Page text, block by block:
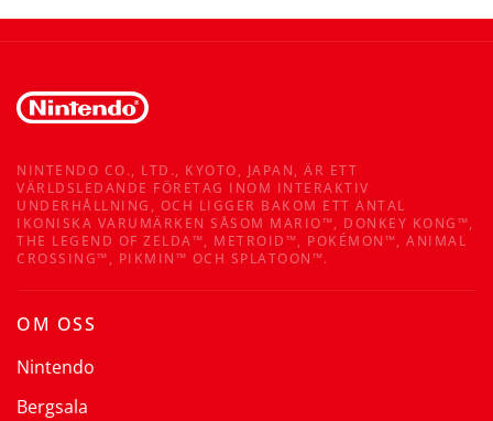
NINTENDO CO., LTD., KYOTO, JAPAN, ÄR ETT
VÄRLDSLEDANDE FÖRETAG INOM INTERAKTIV
UNDERHÅLLNING, OCH LIGGER BAKOM ETT ANTAL
IKONISKA VARUMÄRKEN SÅSOM MARIO™, DONKEY KONG™,
THE LEGEND OF ZELDA™, METROID™, POKÉMON™, ANIMAL
CROSSING™, PIKMIN™ OCH SPLATOON™.
OM OSS
Nintendo
Bergsala